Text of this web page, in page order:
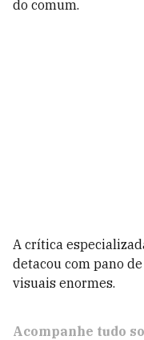
do comum.
A crítica
detacou com pano
visuais enormes.
Acompanhe tudo